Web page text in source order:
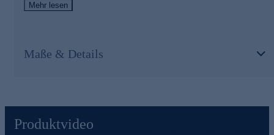
Vitamin A trägt zur Erhaltung normaler Haut bei
lassen sich ausgezeichnet mit allen weiteren Dr. Peter Hartig®
Produkten kombinieren, perfekt ergänzt werden sie mit den Dr.
Dr. Peter Hartig® forscht für Ihre Gesundheit
Seit knapp 40 Jahren steht der Name Dr. Peter Hartig® für die
Mehr lesen
Maße & Details
Produktvideo